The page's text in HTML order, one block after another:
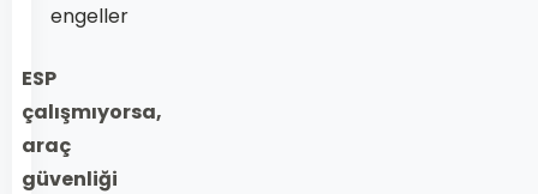
engeller
ESP
çalışmıyorsa,
araç
güvenliği